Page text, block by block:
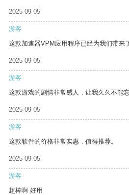
2025-09-05
游客
这款加速器VPM应用程序已经为我们带来
2025-09-05
游客
这款游戏的剧情非常感人，让我久久不能忘
2025-09-05
游客
这款软件的价格非常实惠，值得推荐。
2025-09-05
游客
超棒啊 好用